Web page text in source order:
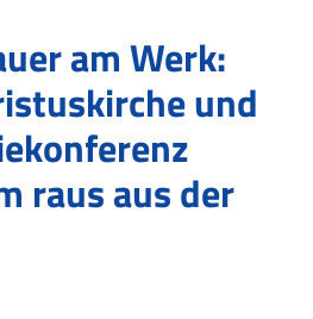
am Werk:
und
raus aus der